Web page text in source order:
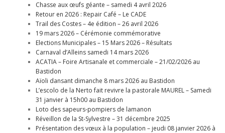
Chasse aux œufs géante – samedi 4 avril 2026
Retour en 2026 : Repair Café – Le CADE
Trail des Costes – 4e édition – 26 avril 2026
19 mars 2026 – Cérémonie commémorative
Elections Municipales – 15 Mars 2026 – Résultats
Carnaval d’Alleins samedi 14 mars 2026
ACATIA – Foire Artisanale et commerciale – 21/02/2026 au
Bastidon
Aïoli dansant dimanche 8 mars 2026 au Bastidon
L’escolo de la Nerto fait revivre la pastorale MAUREL – Samedi
31 janvier à 15h00 au Bastidon
Loto des sapeurs-pompiers de lamanon
Réveillon de la St-Sylvestre – 31 décembre 2025
Présentation des vœux à la population – jeudi 08 janvier 2026 à